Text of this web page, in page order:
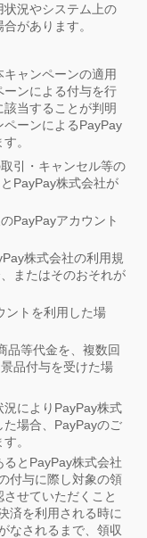
状況やシステム上の
があります。
ャンペーンの適用
ンによる付与を行
当することが判明
ペーンによるPayPay
。
引・キャンセル等の
PayPay株式会社が
PayPayアカウント
株式会社の利用規
またはそのおそれが
ントを利用した場
品等代金を、複数回
品付与を受けた場
によりPayPay株式
場合、PayPayのご
。
とPayPay株式会社
付与に際し対象の領
せていただくこと
済を利用される時に
なされるまで、領収